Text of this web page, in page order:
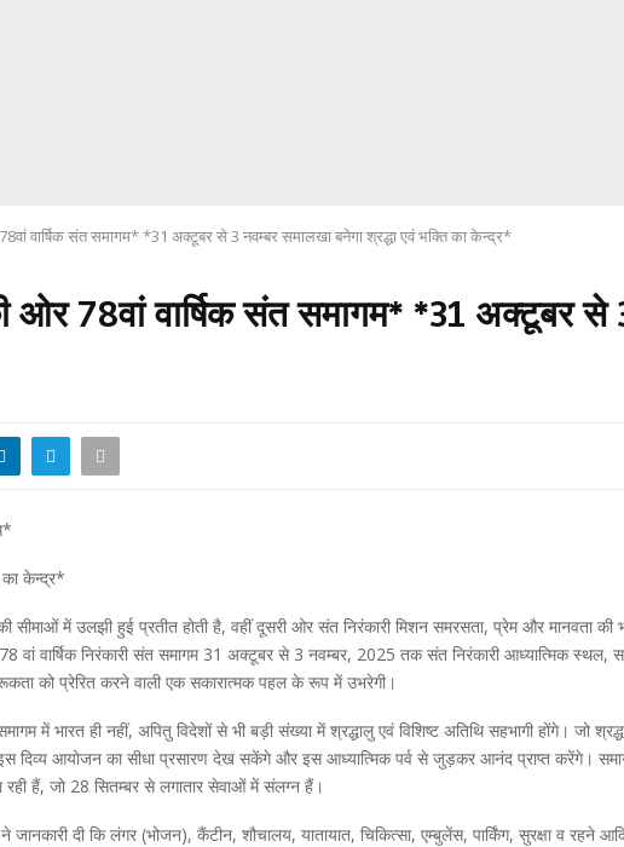
वार्षिक संत समागम* *31 अक्टूबर से 3 नवम्बर समालखा बनेगा श्रद्धा एवं भक्ति का केन्द्र*
78वां वार्षिक संत समागम* *31 अक्टूबर से
केन्द्र*
सीमाओं में उलझी हुई प्रतीत होती है, वहीं दूसरी ओर संत निरंकारी मिशन समरसता, प्रेम और मानवता की
78 वां वार्षिक निरंकारी संत समागम 31 अक्टूबर से 3 नवम्बर, 2025 तक संत निरंकारी आध्यात्मिक स्थल,
को प्रेरित करने वाली एक सकारात्मक पहल के रूप में उभरेगी।
में भारत ही नहीं, अपितु विदेशों से भी बड़ी संख्या में श्रद्धालु एवं विशिष्ट अतिथि सहभागी होंगे। जो
दिव्य आयोजन का सीधा प्रसारण देख सकेंगे और इस आध्यात्मिक पर्व से जुड़कर आनंद प्राप्त करेंगे।
रही हैं, जो 28 सितम्बर से लगातार सेवाओं में संलग्न हैं।
ने जानकारी दी कि लंगर (भोजन), कैंटीन, शौचालय, यातायात, चिकित्सा, एम्बुलेंस, पार्किंग, सुरक्षा व